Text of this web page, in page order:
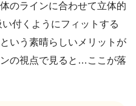
のラインに合わせて立体的
付くようにフィットする
いう素晴らしいメリットが
の視点で見ると…ここが落